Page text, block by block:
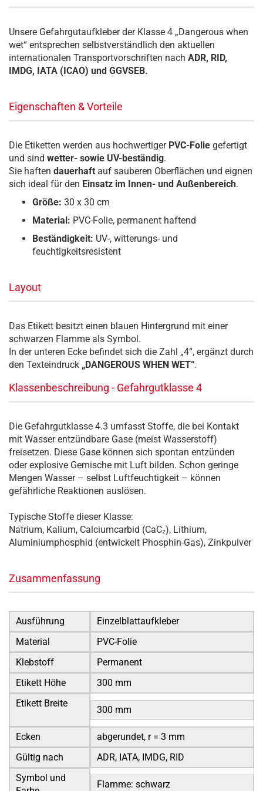
Unsere Gefahrgutaufkleber der Klasse 4 „Dangerous when
wet“ entsprechen selbstverständlich den aktuellen
internationalen Transportvorschriften nach ADR, RID,
IMDG, IATA (ICAO) und GGVSEB.
Eigenschaften & Vorteile
Die Etiketten werden aus hochwertiger PVC-Folie gefertigt
und sind wetter- sowie UV-beständig.
Sie haften dauerhaft auf sauberen Oberflächen und eignen
sich ideal für den Einsatz im Innen- und Außenbereich.
Größe: 30 x 30 cm
Material: PVC-Folie, permanent haftend
Beständigkeit: UV-, witterungs- und
feuchtigkeitsresistent
Layout
Das Etikett besitzt einen blauen Hintergrund mit einer
schwarzen Flamme als Symbol.
In der unteren Ecke befindet sich die Zahl „4“, ergänzt durch
den Texteindruck „DANGEROUS WHEN WET“.
Klassenbeschreibung - Gefahrgutklasse 4
Die Gefahrgutklasse 4.3 umfasst Stoffe, die bei Kontakt
mit Wasser entzündbare Gase (meist Wasserstoff)
freisetzen. Diese Gase können sich spontan entzünden
oder explosive Gemische mit Luft bilden. Schon geringe
Mengen Wasser – selbst Luftfeuchtigkeit – können
gefährliche Reaktionen auslösen.
Typische Stoffe dieser Klasse:
Natrium, Kalium, Calciumcarbid (CaC₂), Lithium,
Aluminiumphosphid (entwickelt Phosphin-Gas), Zinkpulver
Zusammenfassung
Ausführung
Einzelblattaufkleber
Material
PVC-Folie
Klebstoff
Permanent
Etikett Höhe
300 mm
Etikett Breite
300 mm
Ecken
abgerundet, r = 3 mm
Gültig nach
ADR, IATA, IMDG, RID
Symbol und
Flamme: schwarz